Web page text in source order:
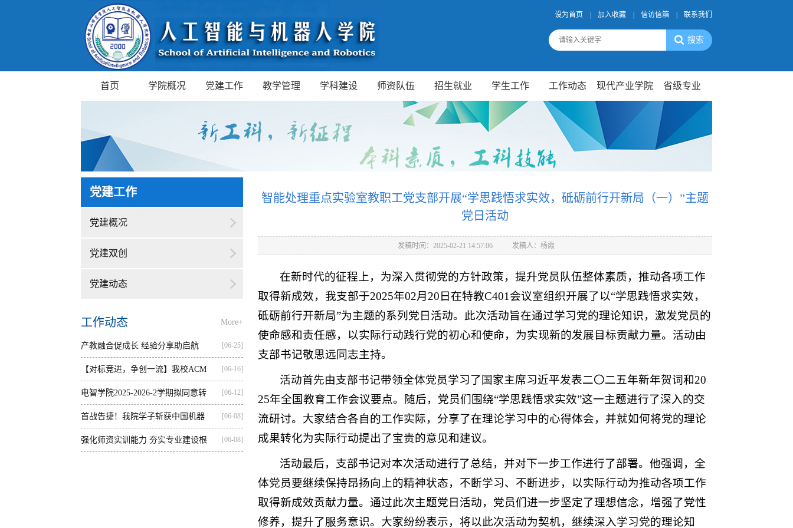
设为首页 加入收藏 信访信箱 联系我们
首页 学院概况 党建工作 教学管理 学科建设 师资队伍 招生就业 学生工作 工作动态 现代产业学院 省级专业
党建工作
党建概况
党建双创
党建动态
工作动态 More+
产教融合促成长 经验分享助启航 [06-25]
【对标竞进，争创一流】我校ACM
集训...
[06-16]
电智学院2025-2026-2学期拟同意转
出...
[06-12]
首战告捷！我院学子斩获中国机器
人...
[06-08]
强化师资实训能力 夯实专业建设根 [06-08]
智能处理重点实验室教职工党支部开展“学思践悟求实效，砥砺前行开新局（一）”主题
党日活动
发稿时间：2025-02-21 14:57:06 发稿人：杨霞
在新时代的征程上，为深入贯彻党的方针政策，提升党员队伍整体素质，推动各项工作
取得新成效，我支部于2025年02月20日在特教C401会议室组织开展了以“学思践悟求实效，
砥砺前行开新局”为主题的系列党日活动。此次活动旨在通过学习党的理论知识，激发党员的
使命感和责任感，以实际行动践行党的初心和使命，为实现新的发展目标贡献力量。活动由
支部书记敬思远同志主持。
活动首先由支部书记带领全体党员学习了国家主席习近平发表二〇二五年新年贺词和20
25年全国教育工作会议要点。随后，党员们围绕“学思践悟求实效”这一主题进行了深入的交
流研讨。大家结合各自的工作实际，分享了在理论学习中的心得体会，并就如何将党的理论
成果转化为实际行动提出了宝贵的意见和建议。
活动最后，支部书记对本次活动进行了总结，并对下一步工作进行了部署。他强调，全
体党员要继续保持昂扬向上的精神状态，不断学习、不断进步，以实际行动为推动各项工作
取得新成效贡献力量。通过此次主题党日活动，党员们进一步坚定了理想信念，增强了党性
修养，提升了服务意识。大家纷纷表示，将以此次活动为契机，继续深入学习党的理论知